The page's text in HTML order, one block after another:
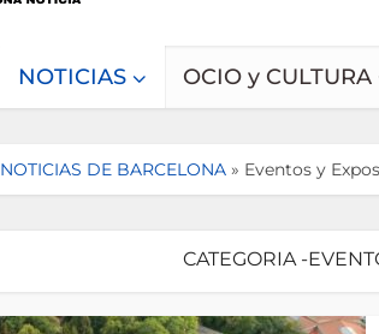
NOTICIAS OCIO y CULTURA
NOTICIAS DE BARCELONA » Eventos y
CATEGORIA -